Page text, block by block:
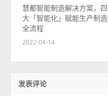
慧都智能制造解决方案，四
大「智能化」赋能生产制造
全流程
2022-04-14
发表评论